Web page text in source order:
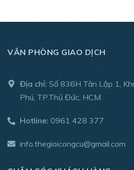
Hình ảnh chỉ mang tính mô
vặn vít nên có lực siết vô cùng
57.5Nm, lực siết thấp nhất 25.5Nm.
công việc dễ dàng nhất.
VĂN PHÒNG GIAO DỊCH
Địa chỉ: Số 836H Tân Lập 1,
Phú, TP.Thủ Đức, HCM
Hotline: 0961 428 377
info.thegioicongcu@gmail.com